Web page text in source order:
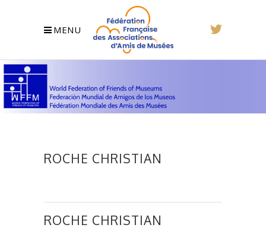
MENU
ROCHE CHRISTIAN
ROCHE CHRISTIAN